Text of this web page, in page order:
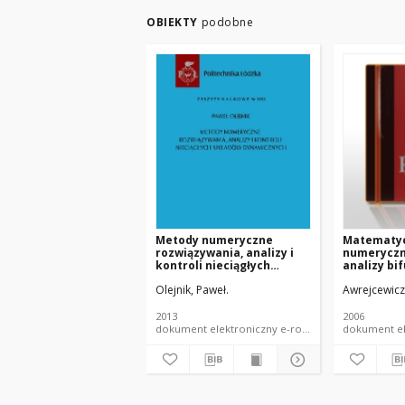
OBIEKTY podobne
Metody numeryczne
rozwiązywania, analizy i
kontroli nieciągłych
Olejnik, Paweł.
2013
analizy
układów
2006